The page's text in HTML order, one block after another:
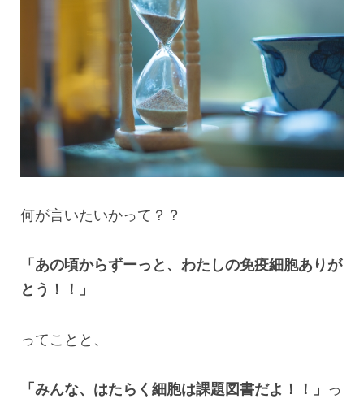
何が言いたいかって？？
「あの頃からずーっと、わたしの免疫細胞ありが
とう！！」
ってことと、
「みんな、はたらく細胞は課題図書だよ！！」 っ